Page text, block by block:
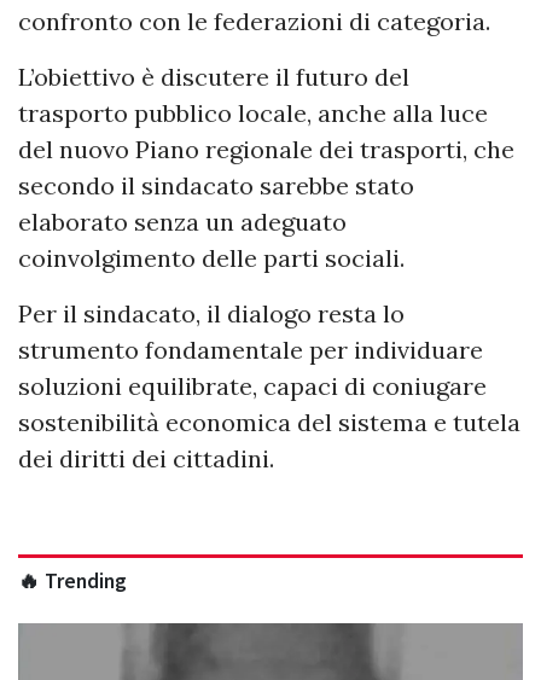
confronto con le federazioni di categoria.
L’obiettivo è discutere il futuro del
trasporto pubblico locale, anche alla luce
del nuovo Piano regionale dei trasporti, che
secondo il sindacato sarebbe stato
elaborato senza un adeguato
coinvolgimento delle parti sociali.
Per il sindacato, il dialogo resta lo
strumento fondamentale per individuare
soluzioni equilibrate, capaci di coniugare
sostenibilità economica del sistema e tutela
dei diritti dei cittadini.
🔥 Trending